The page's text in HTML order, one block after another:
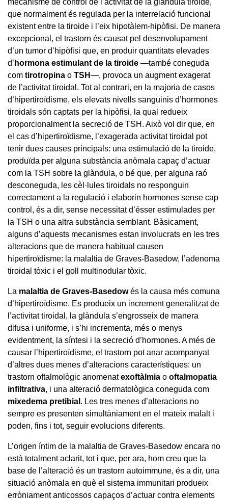
que normalment és regulada per la interrelació funcional
existent entre la tiroide i l’eix hipotàlem-hipòfisi. De manera
excepcional, el trastorn és causat pel desenvolupament
d’un tumor d’hipòfisi que, en produir quantitats elevades
d’ hormona estimulant de la tiroide —també coneguda
com tirotropina o TSH—, provoca un augment exagerat
de l’activitat tiroidal. Tot al contrari, en la majoria de casos
d’hipertiroïdisme, els elevats nivells sanguinis d’hormones
tiroidals són captats per la hipòfisi, la qual redueix
proporcionalment la secreció de TSH. Això vol dir que, en
el cas d’hipertiroïdisme, l’exagerada activitat tiroidal pot
tenir dues causes principals: una estimulació de la tiroide,
produïda per alguna substància anòmala capaç d’actuar
com la TSH sobre la glàndula, o bé que, per alguna raó
desconeguda, les cèl·lules tiroidals no responguin
correctament a la regulació i elaborin hormones sense cap
control, és a dir, sense necessitat d’ésser estimulades per
la TSH o una altra substància semblant. Bàsicament,
alguns d’aquests mecanismes estan involucrats en les tres
alteracions que de manera habitual causen
hipertiroïdisme: la malaltia de Graves-Basedow, l’adenoma
tiroidal tòxic i el goll multinodular tòxic.
La malaltia de Graves-Basedowés la causa més comuna
d’hipertiroïdisme. Es produeix un increment generalitzat de
l’activitat tiroidal, la glàndula s’engrosseix de manera
difusa i uniforme, i s’hi incrementa, més o menys
evidentment, la síntesi i la secreció d’hormones. A més de
causar l’hipertiroïdisme, el trastorn pot anar acompanyat
d’altres dues menes d’alteracions característiques: un
trastorn oftalmològic anomenatexoftàlmia o oftalmopatia
infiltrativa, i una alteració dermatològica coneguda com
mixedema pretibial . Les tres menes d’alteracions no
sempre es presenten simultàniament en el mateix malalt i
poden, fins i tot, seguir evolucions diferents.
L’origen íntim de la malaltia de Graves-Basedow encara no
està totalment aclarit, tot i que, per ara, hom creu que la
base de l’alteració és un trastorn autoimmune, és a dir, una
situació anòmala en què el sistema immunitari produeix
erròniament anticossos capaços d’actuar contra elements